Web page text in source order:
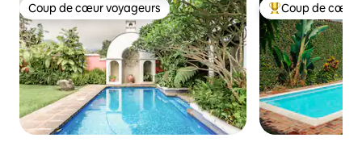
Coup de cœur voyageurs
Coup de cœur voyageurs Coups de cœur
Coup de cœur